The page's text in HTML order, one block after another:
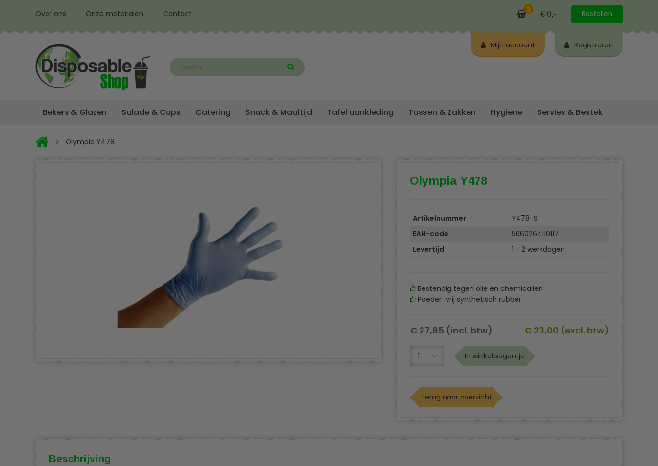
Over ons Onze materialen Contact 0 € 0,- Bestellen
Mijn account Registreren
Bekers & Glazen Salade & Cups Catering Snack & Maaltijd Tafel aankleding Tassen & Zakken Hygiene Servies & Bestek
Olympia Y478
Olympia Y478
Artikelnummer
Y478-S
EAN-code
5060264110117
Levertijd
1 - 2 werkdagen
Bestendig tegen olie en chemicalien
Poeder-vrij synthetisch rubber
€ 23,00 (excl. btw)
€ 27,85 (incl. btw)
In winkelwagentje
Terug naar overzicht
Beschrijving